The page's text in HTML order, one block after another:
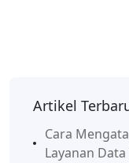
Artikel
Cara
Layanan